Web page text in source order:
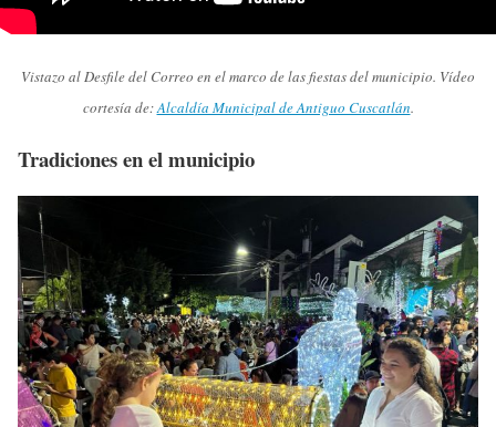
Vistazo al Desfile del Correo en el marco de las fiestas del municipio. Vídeo
cortesía de:Alcaldía Municipal de Antiguo Cuscatlán.
Tradiciones en el municipio